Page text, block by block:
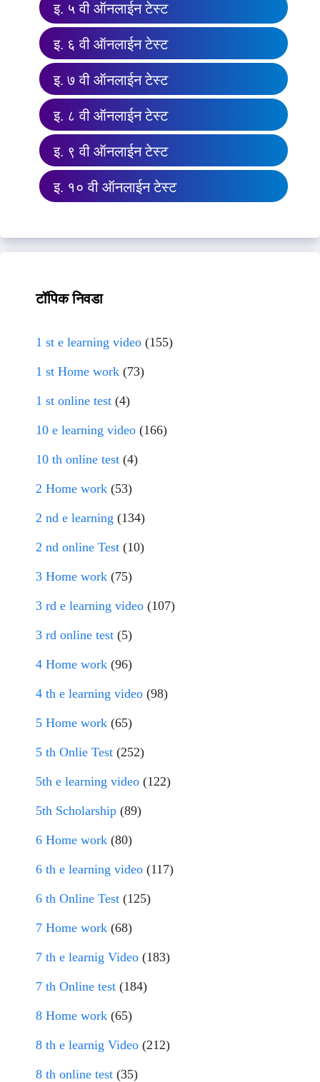
इ. ५ वी ऑनलाईन टेस्ट
इ. ६ वी ऑनलाईन टेस्ट
इ. ७ वी ऑनलाईन टेस्ट
इ. ८ वी ऑनलाईन टेस्ट
इ. ९ वी ऑनलाईन टेस्ट
इ. १० वी ऑनलाईन टेस्ट
टॉपिक निवडा
1 st e learning video (155)
1 st Home work (73)
1 st online test (4)
10 e learning video (166)
10 th online test (4)
2 Home work (53)
2 nd e learning (134)
2 nd online Test (10)
3 Home work (75)
3 rd e learning video (107)
3 rd online test (5)
4 Home work (96)
4 th e learning video (98)
5 Home work (65)
5 th Onlie Test (252)
5th e learning video (122)
5th Scholarship (89)
6 Home work (80)
6 th e learning video (117)
6 th Online Test (125)
7 Home work (68)
7 th e learnig Video (183)
7 th Online test (184)
8 Home work (65)
8 th e learnig Video (212)
8 th online test (35)